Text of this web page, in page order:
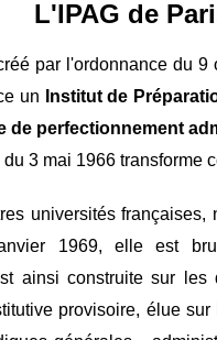
L'IPAG de
par l'ordonnance du
un
Institut de
de perfectionnement
3 mai 1966 transforme
universités
1969, elle est
ainsi construite sur
provisoire, élue